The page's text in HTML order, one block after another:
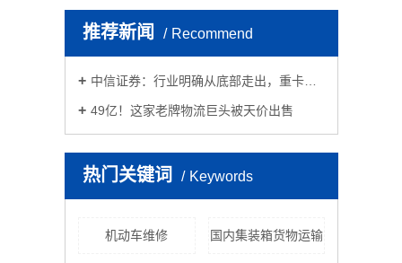
推荐新闻 Recommend
中信证券：行业明确从底部走出，重卡…
49亿！这家老牌物流巨头被天价出售
热门关键词 Keywords
机动车维修 国内集装箱货物运输